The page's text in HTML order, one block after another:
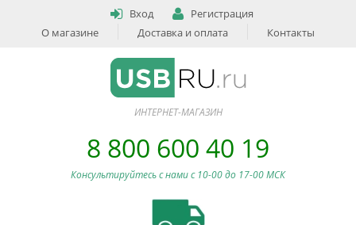
Вход
Регистрация
О магазине
Доставка и оплата Контакты
ИНТЕРНЕТ-МАГАЗИН
8 800 600 40 19
Консультируйтесь с нами c 10-00 до 17-00 МСК